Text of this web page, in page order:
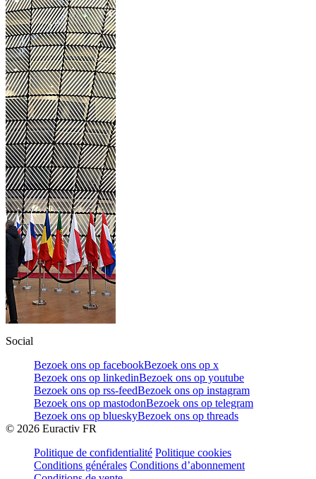
Social
Bezoek ons op facebookBezoek ons op x
Bezoek ons op linkedinBezoek ons op youtube
Bezoek ons op rss-feedBezoek ons op instagram
Bezoek ons op mastodonBezoek ons op telegram
Bezoek ons op blueskyBezoek ons op threads
© 2026 Euractiv FR
Politique de confidentialité Politique cookies
Conditions générales Conditions d’abonnement